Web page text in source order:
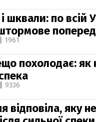
шквали: по всій
1961
похолодає: як
9336
відповіла, яку